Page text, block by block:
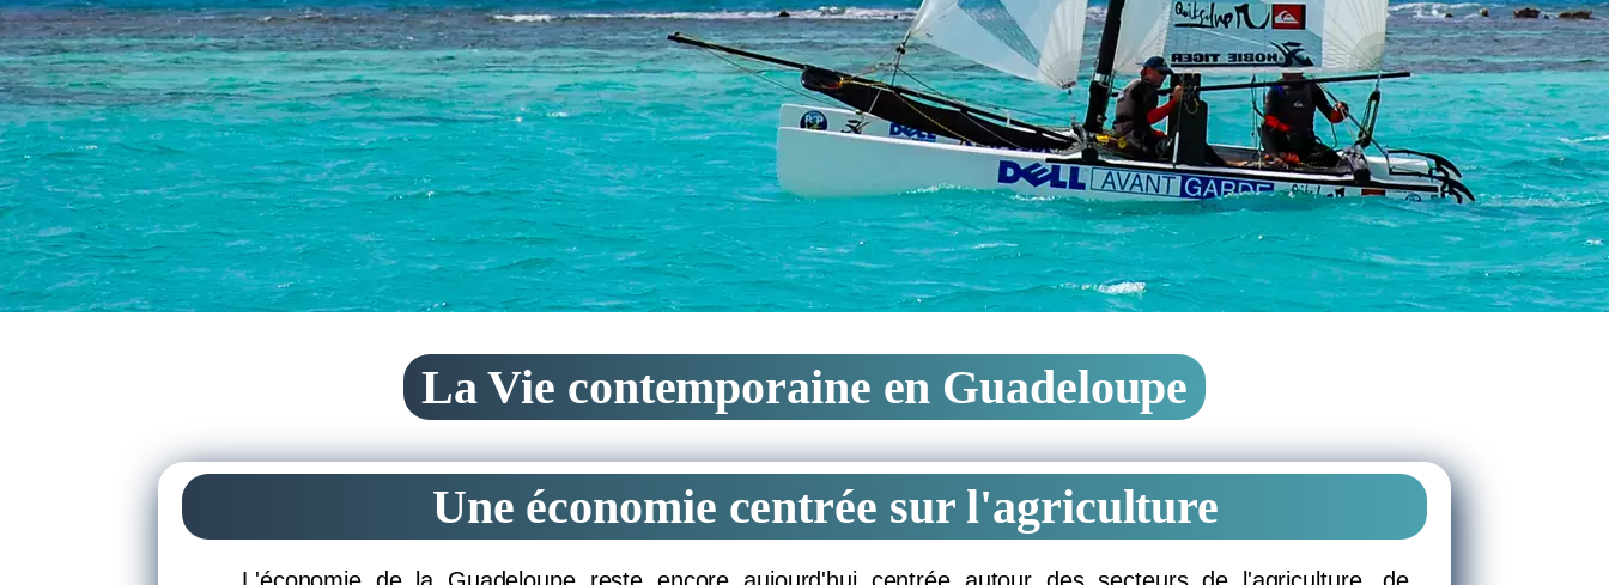
TOURISTIQUES
VIVRE LOCAL
GUADELOUPE
MARTINIQUE
LA RÉUNION
SEYCHELLES
La Vie contemporaine en Guadeloupe
Une économie centrée sur l'agriculture